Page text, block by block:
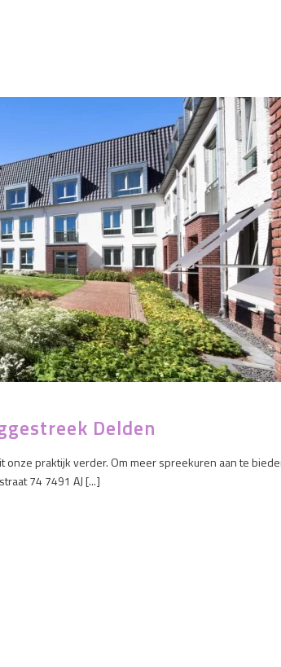
Delden
onze praktijk verder. Om meer spreekuren aan te
74 7491 AJ [...]